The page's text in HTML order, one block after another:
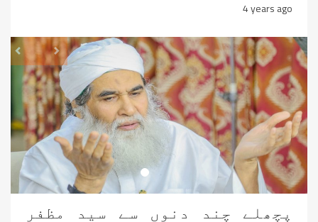
4 years ago
Next
پچھلے چند دنوں سے سید مظفر